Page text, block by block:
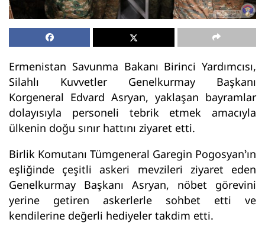
Ermenistan Savunma Bakanı Birinci Yardımcısı,
Silahlı Kuvvetler Genelkurmay Başkanı
Korgeneral Edvard Asryan, yaklaşan bayramlar
dolayısıyla personeli tebrik etmek amacıyla
ülkenin doğu sınır hattını ziyaret etti.
Birlik Komutanı Tümgeneral Garegin Pogosyan’ın
eşliğinde çeşitli askeri mevzileri ziyaret eden
Genelkurmay Başkanı Asryan, nöbet görevini
yerine getiren askerlerle sohbet etti ve
kendilerine değerli hediyeler takdim etti.